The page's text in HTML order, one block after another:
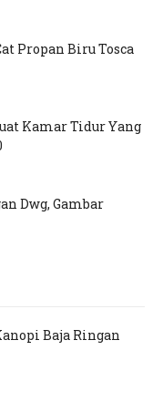
Propan Biru Tosca
Kamar Tidur Yang
Dwg, Gambar
Baja Ringan